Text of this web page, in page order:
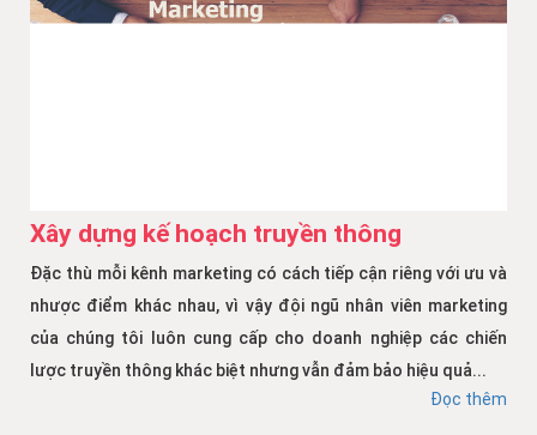
Xây dựng kế hoạch truyền thông
Đặc thù mỗi kênh marketing có cách tiếp cận riêng với ưu và
nhược điểm khác nhau, vì vậy đội ngũ nhân viên marketing
của chúng tôi luôn cung cấp cho doanh nghiệp các chiến
lược truyền thông khác biệt nhưng vẫn đảm bảo hiệu quả...
Đọc thêm